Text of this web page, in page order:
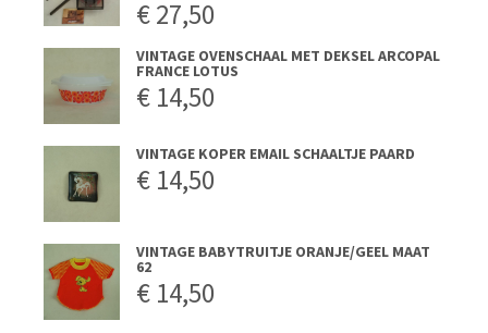
€27,50
VINTAGE OVENSCHAAL MET DEKSEL ARCOPAL
FRANCE LOTUS
€ 14,50
VINTAGE KOPER EMAIL SCHAALTJE PAARD
€ 14,50
VINTAGE BABYTRUITJE ORANJE/GEEL MAAT
62
€ 14,50